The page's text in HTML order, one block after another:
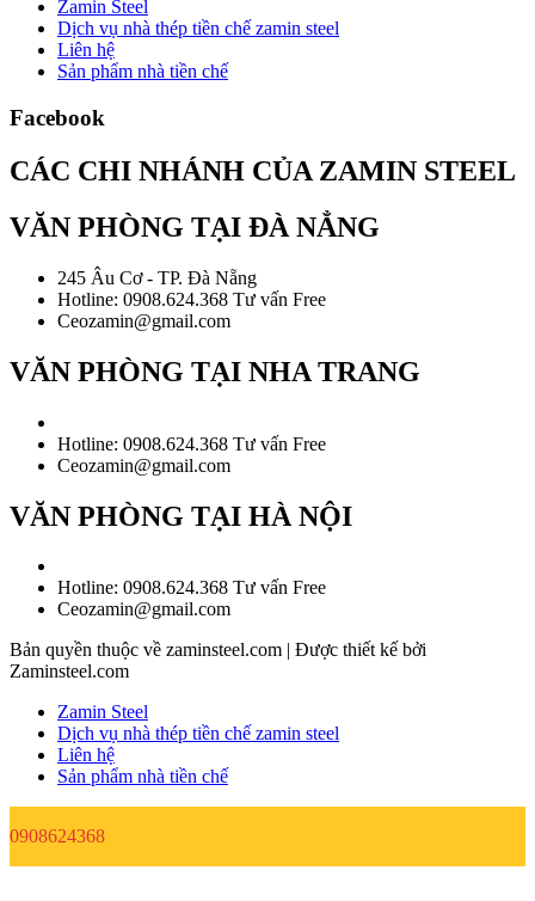
Zamin Steel
Dịch vụ nhà thép tiền chế zamin steel
Liên hệ
Sản phẩm nhà tiền chế
Facebook
CÁC CHI NHÁNH CỦA ZAMIN STEEL
VĂN PHÒNG TẠI ĐÀ NẲNG
245 Âu Cơ - TP. Đà Nẵng
Hotline: 0908.624.368 Tư vấn Free
Ceozamin@gmail.com
VĂN PHÒNG TẠI NHA TRANG
Hotline: 0908.624.368 Tư vấn Free
Ceozamin@gmail.com
VĂN PHÒNG TẠI HÀ NỘI
Hotline: 0908.624.368 Tư vấn Free
Ceozamin@gmail.com
Bản quyền thuộc về zaminsteel.com | Được thiết kế bởi
Zaminsteel.com
Zamin Steel
Dịch vụ nhà thép tiền chế zamin steel
Liên hệ
Sản phẩm nhà tiền chế
0908624368